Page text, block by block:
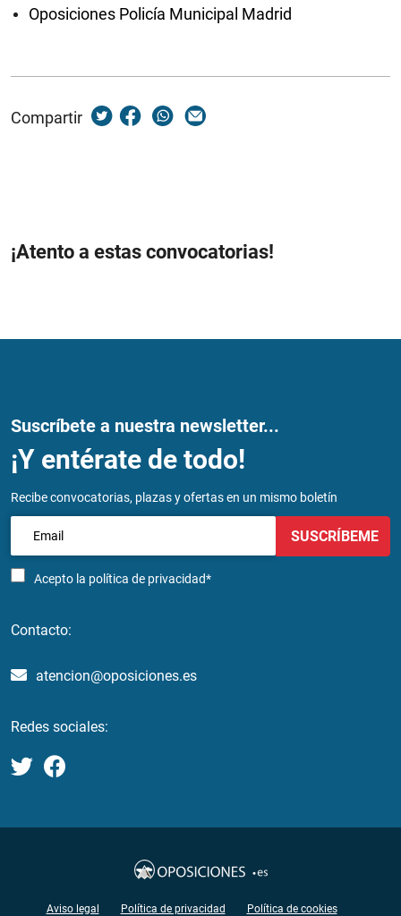
Oposiciones Policía Municipal Madrid
Compartir
¡Atento a estas convocatorias!
Suscríbete a nuestra newsletter...
¡Y entérate de todo!
Recibe convocatorias, plazas y ofertas en un mismo boletín
Acepto la política de privacidad*
SUSCRÍBEME
Contacto:
atencion@oposiciones.es
Redes sociales:
Aviso legal Política de privacidad Política de cookies